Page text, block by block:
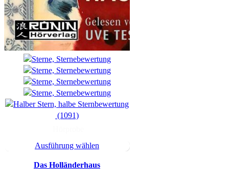
(1091)
Ausführung wählen
Das Holländerhaus